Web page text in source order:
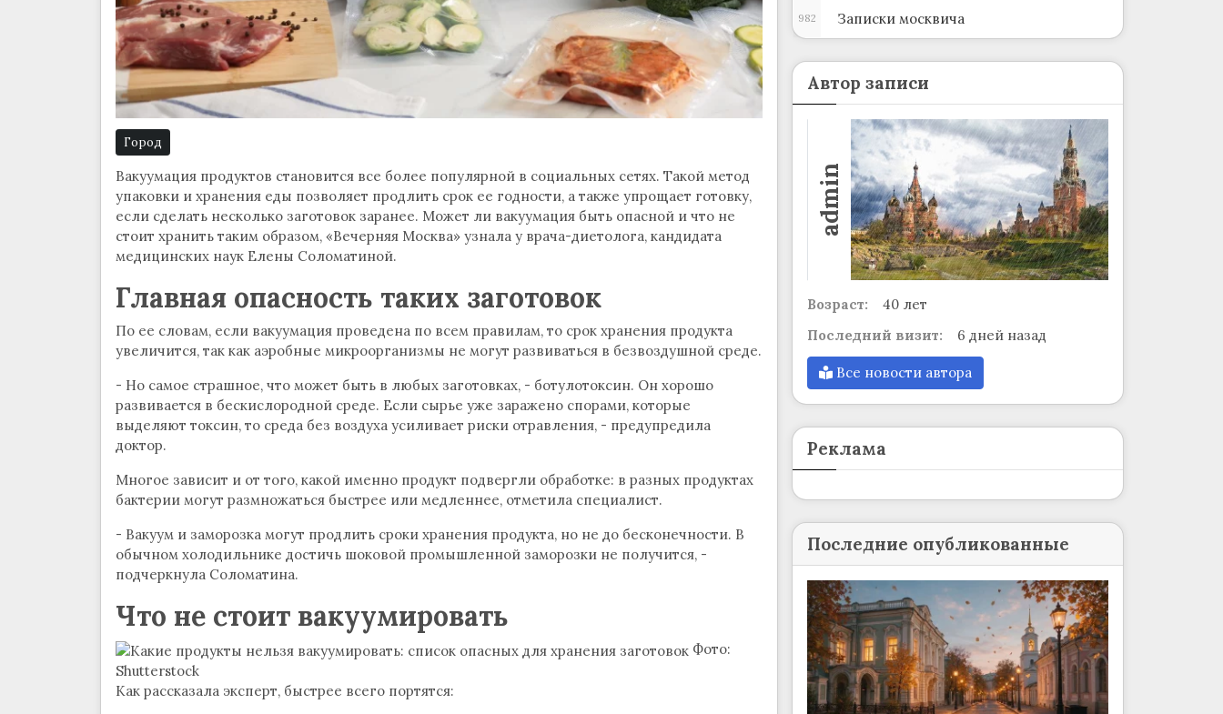
Город
Вакуумация продуктов становится все более популярной в социальных сетях. Такой метод
упаковки и хранения еды позволяет продлить срок ее годности, а также упрощает готовку,
если сделать несколько заготовок заранее. Может ли вакуумация быть опасной и что не
стоит хранить таким образом, «Вечерняя Москва» узнала у врача-диетолога, кандидата
медицинских наук Елены Соломатиной.
Главная опасность таких заготовок
По ее словам, если вакуумация проведена по всем правилам, то срок хранения продукта
увеличится, так как аэробные микроорганизмы не могут развиваться в безвоздушной среде.
- Но самое страшное, что может быть в любых заготовках, - ботулотоксин. Он хорошо
развивается в бескислородной среде. Если сырье уже заражено спорами, которые
выделяют токсин, то среда без воздуха усиливает риски отравления, - предупредила
доктор.
Многое зависит и от того, какой именно продукт подвергли обработке: в разных продуктах
бактерии могут размножаться быстрее или медленнее, отметила специалист.
- Вакуум и заморозка могут продлить сроки хранения продукта, но не до бесконечности. В
обычном холодильнике достичь шоковой промышленной заморозки не получится, -
подчеркнула Соломатина.
Что не стоит вакуумировать
Фото:
Shutterstock
Как рассказала эксперт, быстрее всего портятся:
Записки москвича
982
Автор записи
admin
Возраст:
40 лет
Последний визит:
6 дней назад
Все новости автора
Реклама
Последние опубликованные